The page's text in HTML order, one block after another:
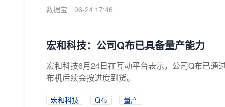
数据宝
06-24 17:46
宏和科技：公司Q布已具备量产能力
宏和科技6月24日在互动平台表示，公司Q布已通
布机后续会按进度到货。
宏和科技 Q布
量产